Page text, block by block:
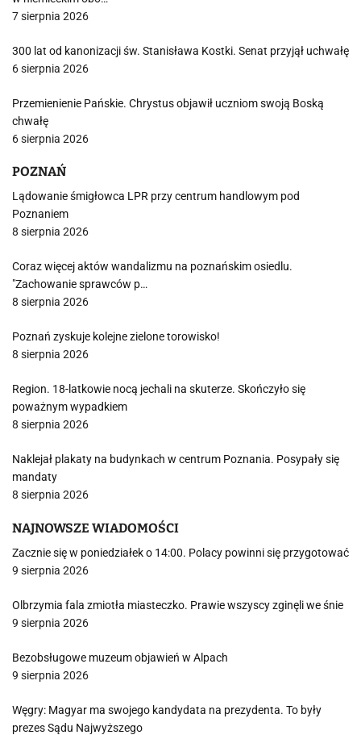
7 sierpnia 2026
300 lat od kanonizacji św. Stanisława Kostki. Senat przyjął uchwałę
6 sierpnia 2026
Przemienienie Pańskie. Chrystus objawił uczniom swoją Boską
chwałę
6 sierpnia 2026
POZNAŃ
Lądowanie śmigłowca LPR przy centrum handlowym pod
Poznaniem
8 sierpnia 2026
Coraz więcej aktów wandalizmu na poznańskim osiedlu.
"Zachowanie sprawców p…
8 sierpnia 2026
Poznań zyskuje kolejne zielone torowisko!
8 sierpnia 2026
Region. 18-latkowie nocą jechali na skuterze. Skończyło się
poważnym wypadkiem
8 sierpnia 2026
Naklejał plakaty na budynkach w centrum Poznania. Posypały się
mandaty
8 sierpnia 2026
NAJNOWSZE WIADOMOŚCI
Zacznie się w poniedziałek o 14:00. Polacy powinni się przygotować
9 sierpnia 2026
Olbrzymia fala zmiotła miasteczko. Prawie wszyscy zginęli we śnie
9 sierpnia 2026
Bezobsługowe muzeum objawień w Alpach
9 sierpnia 2026
Węgry: Magyar ma swojego kandydata na prezydenta. To były
prezes Sądu Najwyższego